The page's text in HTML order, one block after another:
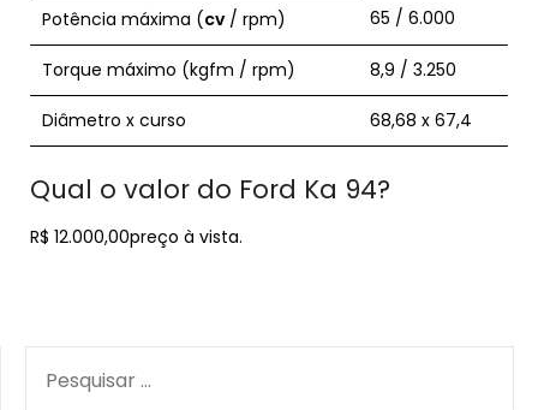
Potência máxima (cv / rpm) 65 / 6.000
Torque máximo (kgfm / rpm) 8,9 / 3.250
Diâmetro x curso 68,68 x 67,4
Qual o valor do Ford Ka 94?
R$ 12.000,00preço à vista.
POR: